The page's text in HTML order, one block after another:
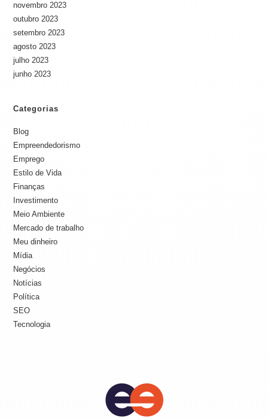
novembro 2023
outubro 2023
setembro 2023
agosto 2023
julho 2023
junho 2023
Categorias
Blog
Empreendedorismo
Emprego
Estilo de Vida
Finanças
Investimento
Meio Ambiente
Mercado de trabalho
Meu dinheiro
Mídia
Negócios
Notícias
Política
SEO
Tecnologia